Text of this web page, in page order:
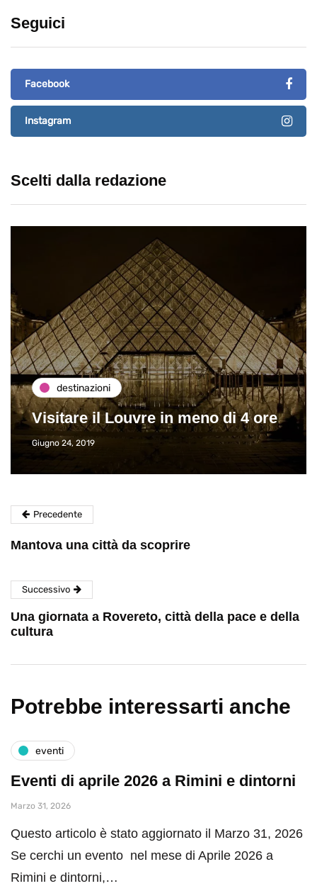
Seguici
Facebook
Instagram
Scelti dalla redazione
destinazioni
Visitare il Louvre in meno di 4 ore
Giugno 24, 2019
Precedente
Mantova una città da scoprire
Successivo
Una giornata a Rovereto, città della pace e della
cultura
Potrebbe interessarti anche
eventi
Eventi di aprile 2026 a Rimini e dintorni
Marzo 31, 2026
Questo articolo è stato aggiornato il Marzo 31, 2026
Se cerchi un evento nel mese di Aprile 2026 a
Rimini e dintorni,…